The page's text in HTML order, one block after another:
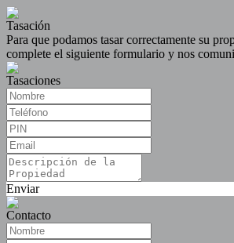
Tasación
Para que podamos tasar correctamente su
complete el siguiente formulario y nos
Tasaciones
Enviar
Contacto